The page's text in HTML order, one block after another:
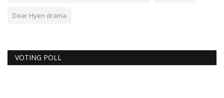
Dear Hyeri drama
VOTING POLL